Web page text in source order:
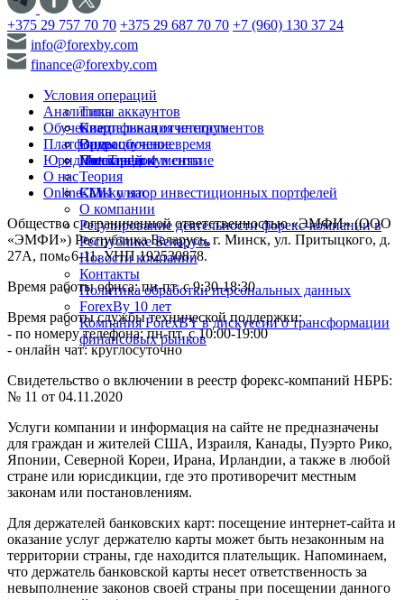
+375 29 757 70 70 +375 29 687 70 70 +7 (960) 130 37 24
info@forexby.com
finance@forexby.com
Условия операций
Типы аккаунтов
Спецификация инструментов
Операционное время
Пополнение и снятие
Аналитика
Квартальная отчетность
Обучение
Видеообучение
Глоссарий
Теория
Калькулятор инвестиционных портфелей
Платформы
MetaTrader 4
Юридические документы
О нас
СМИ о нас
О компании
Регулирование деятельности форекс-компании в
Республике Беларусь
Новости компании
Контакты
Политика обработки персональных данных
ForexBy 10 лет
Компания ForexBY в дискуссии о трансформации
финансовых рынков
Online-TV
Общество с ограниченной ответственностью «ЭМФИ» (ООО
«ЭМФИ») Республика Беларусь, г. Минск, ул. Притыцкого, д.
27А, пом. 6-11. УНП 192530878.
Время работы офиса: пн-пт. с 9:30-18:30
Время работы службы технической поддержки:
- по номеру телефона: пн-пт. с 10:00-19:00
- онлайн чат: круглосуточно
Свидетельство о включении в реестр форекс-компаний НБРБ:
№ 11 от 04.11.2020
Услуги компании и информация на сайте не предназначены
для граждан и жителей США, Израиля, Канады, Пуэрто Рико,
Японии, Северной Кореи, Ирана, Ирландии, а также в любой
стране или юрисдикции, где это противоречит местным
законам или постановлениям.
Для держателей банковских карт: посещение интернет-сайта и
оказание услуг держателю карты может быть незаконным на
территории страны, где находится плательщик. Напоминаем,
что держатель банковской карты несет ответственность за
невыполнение законов своей страны при посещении данного